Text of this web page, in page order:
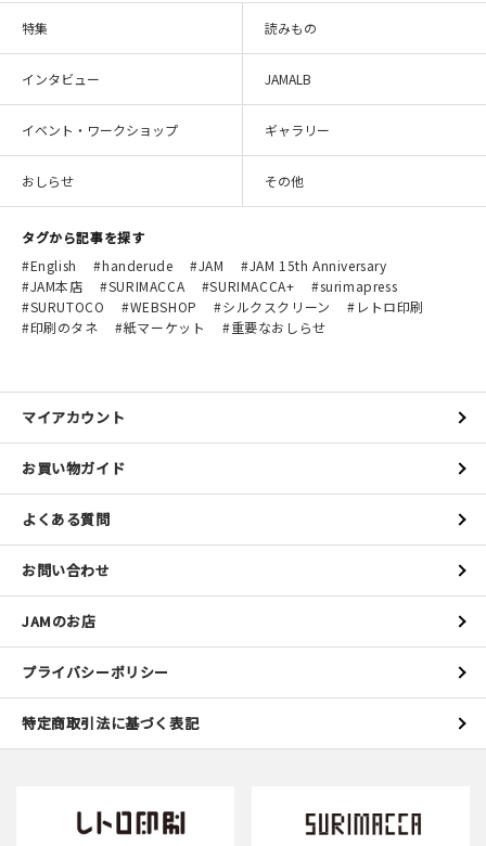
特集 読みもの
インタビュー JAMALB
イベント・ワークショップ ギャラリー
おしらせ その他
タグから記事を探す
English
handerude JAM
JAM 15th Anniversary
JAM本店
SURIMACCA SURIMACCA+
surimapress
SURUTOCO
WEBSHOP シルクスクリーン
レトロ印刷
印刷のタネ
紙マーケット 重要なおしらせ
マイアカウント
お買い物ガイド
よくある質問
お問い合わせ
JAMのお店
プライバシーポリシー
特定商取引法に基づく表記